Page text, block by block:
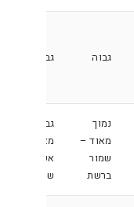
גבוה גבוה
נמוך
מאוד –
שמור
ברשת
גבוה
מאוד –
אפס
שרידות